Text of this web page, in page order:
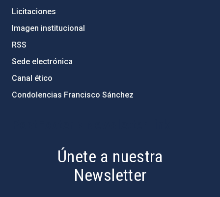
Licitaciones
Imagen institucional
RSS
Sede electrónica
Canal ético
Condolencias Francisco Sánchez
Únete a nuestra
Newsletter